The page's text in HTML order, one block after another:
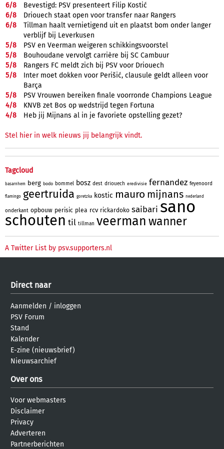
6/8
Bevestigd: PSV presenteert Filip Kostić
6/8
Driouech staat open voor transfer naar Rangers
6/8
Tillman haalt vernietigend uit en plaatst bom onder langer
verblijf bij Leverkusen
5/8
PSV en Veerman weigeren schikkingsvoorstel
5/8
Bouhoudane vervolgt carrière bij SC Cambuur
5/8
Rangers FC meldt zich bij PSV voor Driouech
5/8
Inter moet dokken voor Perišić, clausule geldt alleen voor
Barça
5/8
PSV Vrouwen bereiken finale voorronde Champions League
4/8
KNVB zet Bos op wedstrijd tegen Fortuna
4/8 Heb jij Mijnans al in je favoriete opstelling gezet?
Stel hier in welk nieuws jij belangrijk vindt.
Tagcloud
basarnhem berg bodo bommel bosz dest driouech eredivisie fernandez feyenoord
flamingo geertruida goretzka kostic mauro mijnans nederland
onderkant opbouw perisic plea rcv rickardoko saibari sano
schouten til tillman veerman wanner
A Twitter List by psv.supporters.nl
Direct naar
Aanmelden / inloggen
PSV Forum
Stand
Kalender
E-zine (nieuwsbrief)
Nieuwsarchief
Over ons
Voor webmasters
Disclaimer
Privacy
Adverteren
Partnerberichten